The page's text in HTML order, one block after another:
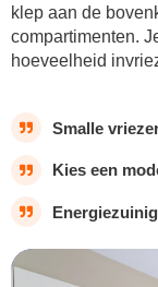
klep aan de
compartimenten.
hoeveelheid
Smalle
Kies een